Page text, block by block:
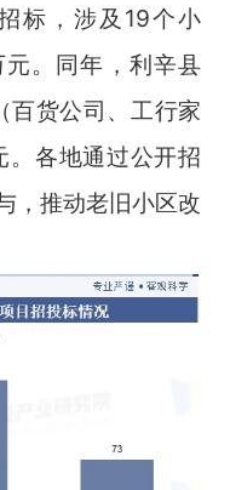
标，涉及19个小
。同年，利辛县
货公司、工行家
各地通过公开招
，推动老旧小区改